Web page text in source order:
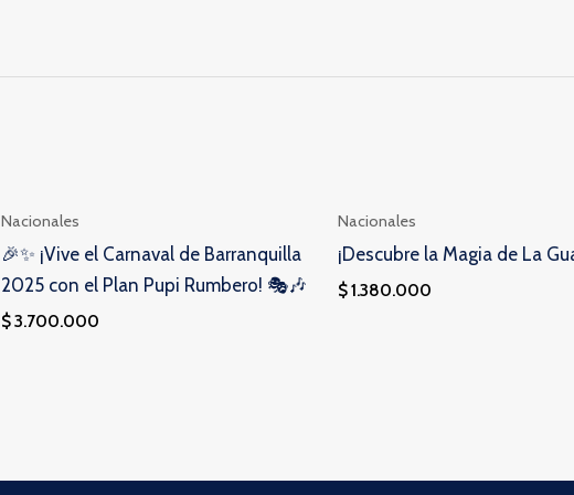
Nacionales
🎉✨ ¡Vive el Carnaval de Barranquilla
2025 con el Plan Pupi Rumbero! 🎭🎶
$3.700.000
Nacionales
¡Descubre la Magia de La
$1.380.000